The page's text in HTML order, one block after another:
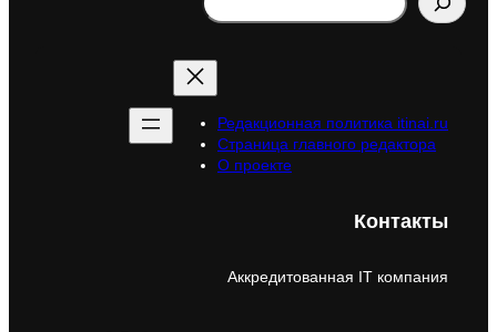
Редакционная политика itinai.ru
Страница главного редактора
О проекте
Контакты
Аккредитованная IT компания